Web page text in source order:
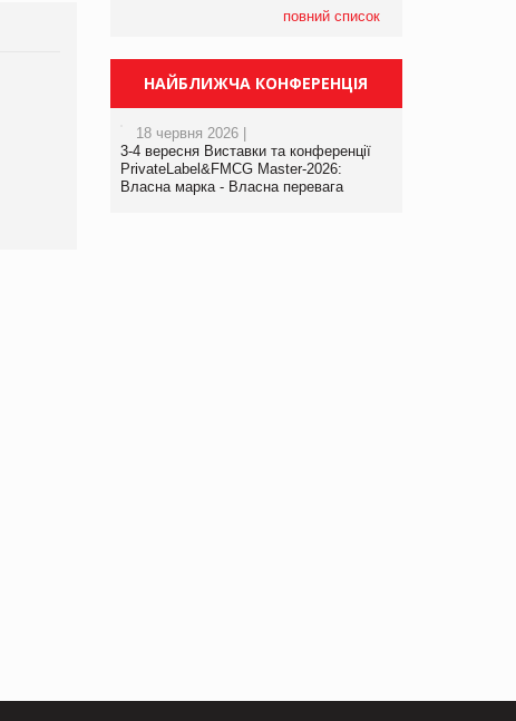
Брагина Людмила
Просування компанії на
порталі оптової та
роздрібної торгівлі
www.trademaster.ua.
правила. Особливості.
повний список
НАЙБЛИЖЧА КОНФЕРЕНЦІЯ
18 червня 2026 |
3-4 вересня Виставки та конференції
PrivateLabel&FMCG Master-2026:
Власна марка - Власна перевага